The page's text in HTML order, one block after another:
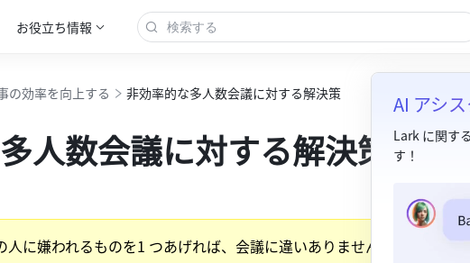
お役立ち情報
AI アシ
Lark に関す
す！
の効率を向上する 非効率的な多人数会議に対する解決策
人数会議に対する解決策
に嫌われるものを1 つあげれば、会議に違いありません。